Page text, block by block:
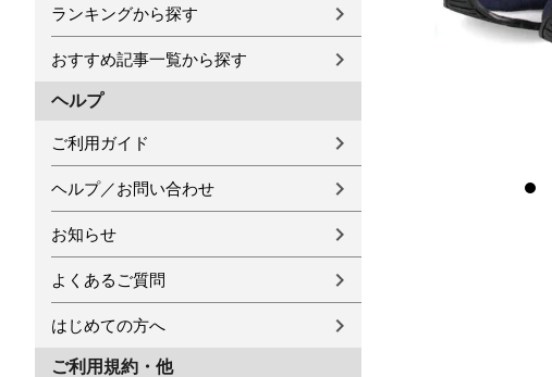
ランキングから探す
おすすめ記事一覧から探す
ヘルプ
ご利用ガイド
ヘルプ／お問い合わせ
お知らせ
よくあるご質問
はじめての方へ
ご利用規約・他